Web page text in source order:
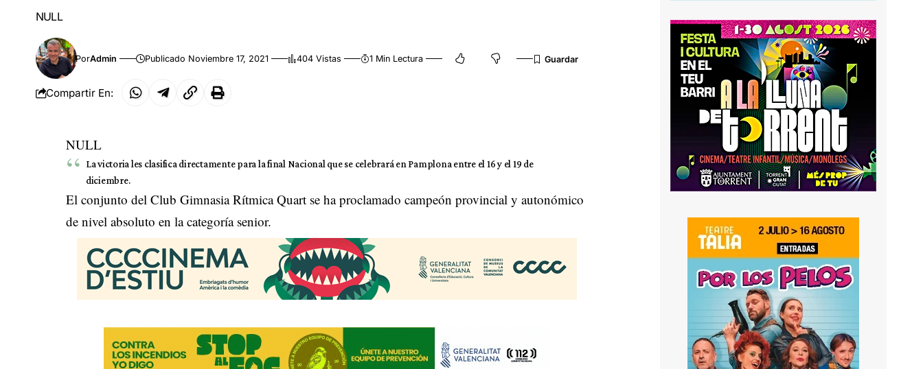
NULL
PorAdmin Publicado Noviembre 17, 2021 404 Vistas 1 Min Lectura
Compartir En:
NULL
La victoria les clasifica directamente para la final Nacional que se celebrará en Pamplona entre el 16 y el 19 de
diciembre.
El conjunto del Club Gimnasia Rítmica Quart se ha proclamado campeón provincial y autonómico
de nivel absoluto en la categoría senior.